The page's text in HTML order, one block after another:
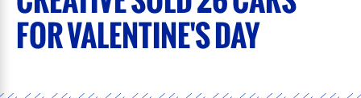
FOR VALENTINE'S DAY